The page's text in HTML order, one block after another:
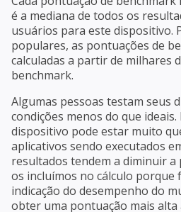
é a mediana de todos os
usuários para este dispositivo.
populares, as pontuações de
calculadas a partir de milhares
benchmark.
Algumas pessoas testam seus
condições menos do que
dispositivo pode estar muito
aplicativos sendo executados
resultados tendem a diminuir a
os incluímos no cálculo porque
indicação do desempenho do
obter uma pontuação mais